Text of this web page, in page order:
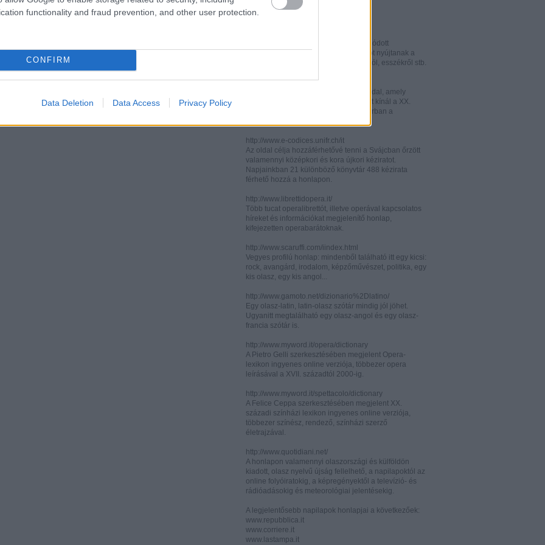
functionality and fraud prevention, and other user protection.
CONFIRM
Data Deletion Data Access Privacy Policy
http://www.italianistica.info/
Két, italianisztikai kutatásra specializálódott
információs portál - számos információt nyújtanak a
legújabb publikációkról, konferenciákról, esszékről stb.
http://digilander.libero.it/letteratura/
Könnyen áttkinthető irodalomkritikai oldal, amely
műelemzéseket és szerzői életrajzokat kínál a XX.
század elejéről. Célközönsége elsősorban a
http://www.e-codices.unifr.ch/it
Az oldal célja hozzáférhetővé tenni a Svájcban őrzött
valamennyi középkori és kora újkori kéziratot.
Napjainkban 21 különböző könyvtár 488 kézirata
férhető hozzá a honlapon.
http://www.librettidopera.it/
Több tucat operalibrettót, illetve operával kapcsolatos
híreket és információkat megjelenítő honlap,
kifejezetten operabarátoknak.
http://www.scaruffi.com/iindex.html
Vegyes profilú honlap: mindenből található itt egy kicsi:
rock, avangárd, irodalom, képzőművészet, politika, egy
kis olasz, egy kis angol...
http://www.gamoto.net/dizionario%2Dlatino/
Egy olasz-latin, latin-olasz szótár mindig jól jöhet.
Ugyanitt megtalálható egy olasz-angol és egy olasz-
francia szótár is.
http://www.myword.it/opera/dictionary
A Pietro Gelli szerkesztésében megjelent Opera-
lexikon ingyenes online verziója, többezer opera
leírásával a XVII. századtól 2000-ig.
http://www.myword.it/spettacolo/dictionary
A Felice Ceppa szerkesztésében megjelent XX.
századi színházi lexikon ingyenes online verziója,
többezer színész, rendező, színházi szerző
életrajzával.
http://www.quotidiani.net/
A honlapon valamennyi olaszországi és külföldön
kiadott, olasz nyelvű újság fellelhető, a napilapoktól az
online folyóiratokig, a képregényektől a televízió- és
rádióadásokig és meteorológiai jelentésekig.
A legjelentősebb napilapok honlapjai a következőek:
www.repubblica.it
www.corriere.it
www.lastampa.it